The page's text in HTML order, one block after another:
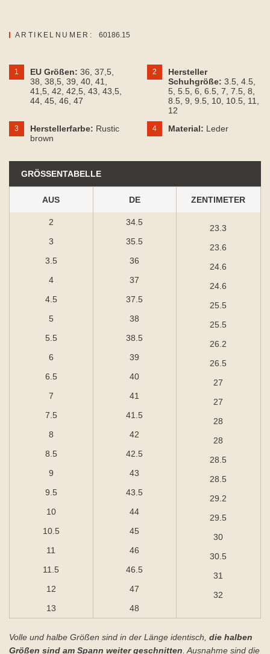
ARTIKELNUMER: 60186.15
1 EU Größen: 36 , 37,5
38 , 38,5 , 39 , 40 , 41
41,5 , 42 , 42,5 , 43 , 43,5
44 , 45 , 46 , 47
2
Hersteller
Schuhgröße: 3.5 , 4.5
5 , 5.5 , 6 , 6.5 , 7 , 7.5 , 8
8.5 , 9 , 9.5 , 10 , 10.5 , 11
12
3 Herstellerfarbe: Rustic
brown
4 Material: Leder
GRÖSSENTABELLE
AUS
2
3
3.5
4
4.5
5
5.5
6
6.5
7
7.5
8
8.5
9
9.5
10
10.5
11
11.5
12
13
DE
34.5
35.5
36
37
37.5
38
38.5
39
40
41
41.5
42
42.5
43
43.5
44
45
46
46.5
47
48
ZENTIMETER
23.3
23.6
24.6
24.6
25.5
25.5
26.2
26.5
27
27
28
28
28.5
28.5
29.2
29.5
30
30.5
31
32
Volle und halbe Größen sind in der Länge identisch, die halben
Größen sind am Spann weiter geschnitten . Ausnahme sind die